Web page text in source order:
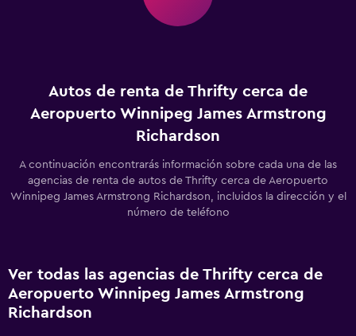
Autos de renta de Thrifty cerca de
Aeropuerto Winnipeg James Armstrong
Richardson
A continuación encontrarás información sobre cada una de las
agencias de renta de autos de Thrifty cerca de Aeropuerto
Winnipeg James Armstrong Richardson, incluidos la dirección y el
número de teléfono
Ver todas las agencias de Thrifty cerca de
Aeropuerto Winnipeg James Armstrong
Richardson